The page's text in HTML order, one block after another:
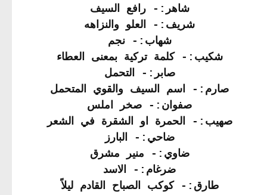
شاهر:- رافع السيف
شريف:- العلو والنزاهه
شهاب:- نجم
شكيب:- كلمة تركية بمعنى العطاء
صابر:- التحمل
صارم:- اسم السيف والقوي المتحمل
صفوان:- صخر املس
صهيب:- الحمرة او الشقرة في الشعر
ضاحي:- البارز
ضاوي:- منير مشرق
ضرغام:- الاسد
طارق:- كوكب الصباح القادم ليلاً